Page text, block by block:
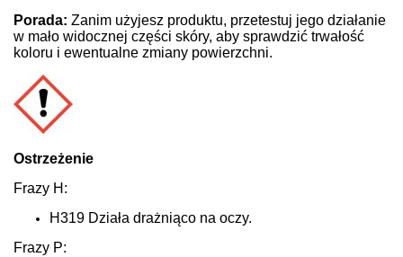
Porada: Zanim użyjesz produktu, przetestuj jego działanie
w mało widocznej części skóry, aby sprawdzić trwałość
koloru i ewentualne zmiany powierzchni.
Ostrzeżenie
Frazy H:
H319 Działa drażniąco na oczy.
Frazy P: